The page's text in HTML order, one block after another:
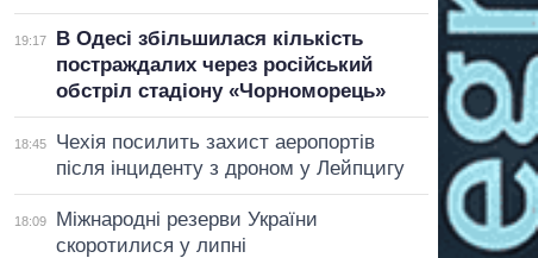
19:17
В Одесі збільшилася кількість
постраждалих через російський
обстріл стадіону «Чорноморець»
18:45
Чехія посилить захист аеропортів
після інциденту з дроном у Лейпцигу
18:09
Міжнародні резерви України
скоротилися у липні